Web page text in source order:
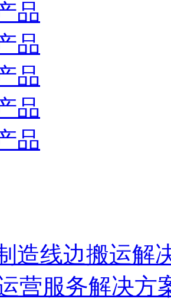
品
品
品
品
品
造线边搬运解
营服务解决方